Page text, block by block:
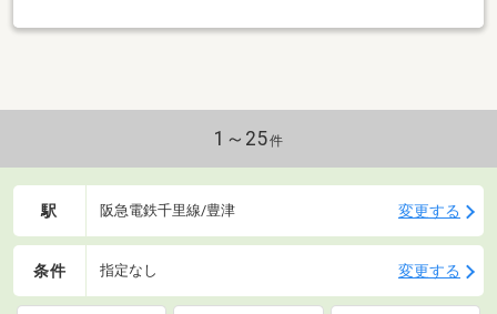
1～25件
駅 阪急電鉄千里線/豊津 変更する
条件 指定なし 変更する